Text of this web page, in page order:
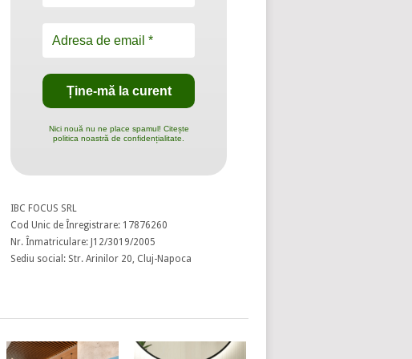
Nici nouă nu ne place spamul! Citește
politica noastră de confidențialitate.
IBC FOCUS SRL
Cod Unic de Înregistrare: 17876260
Nr. Înmatriculare: J12/3019/2005
Sediu social: Str. Arinilor 20, Cluj-Napoca